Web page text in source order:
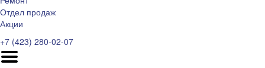
Отдел продаж
Акции
+7 (423) 280-02-07